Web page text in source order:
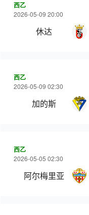
西乙
2026-05-09 20:00
休达
西乙
2026-05-09 02:30
加的斯
西乙
2026-05-05 02:30
阿尔梅里亚